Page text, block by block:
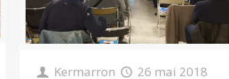
Kermarron 26 mai 2018